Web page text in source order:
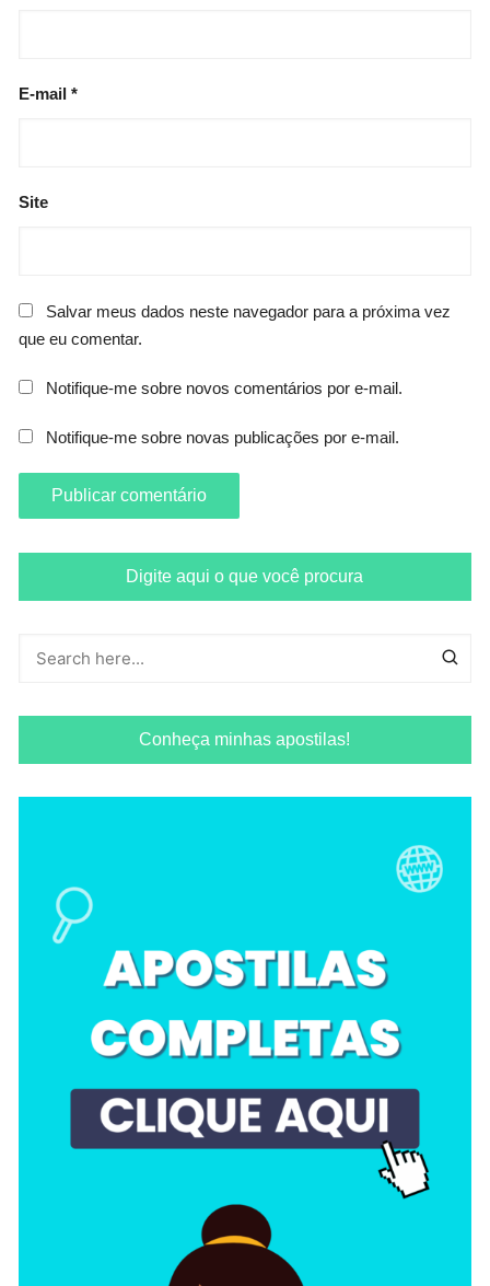
E-mail*
Site
Salvar meus dados neste navegador para a próxima vez
que eu comentar.
Notifique-me sobre novos comentários por e-mail.
Notifique-me sobre novas publicações por e-mail.
Digite aqui o que você procura
Conheça minhas apostilas!